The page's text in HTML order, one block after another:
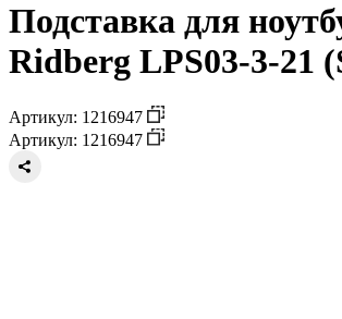
Подставка для
Ridberg LPS03-3-21
Артикул: 1216947
Артикул: 1216947